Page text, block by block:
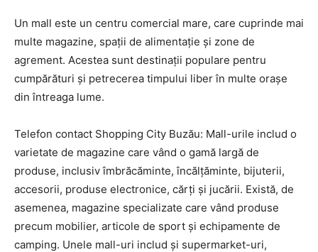
Un mall este un centru comercial mare, care cuprinde mai
multe magazine, spații de alimentație și zone de
agrement. Acestea sunt destinații populare pentru
cumpărături și petrecerea timpului liber în multe orașe
din întreaga lume.
Telefon contact Shopping City Buzău: Mall-urile includ o
varietate de magazine care vând o gamă largă de
produse, inclusiv îmbrăcăminte, încălțăminte, bijuterii,
accesorii, produse electronice, cărți și jucării. Există, de
asemenea, magazine specializate care vând produse
precum mobilier, articole de sport și echipamente de
camping. Unele mall-uri includ și supermarket-uri,